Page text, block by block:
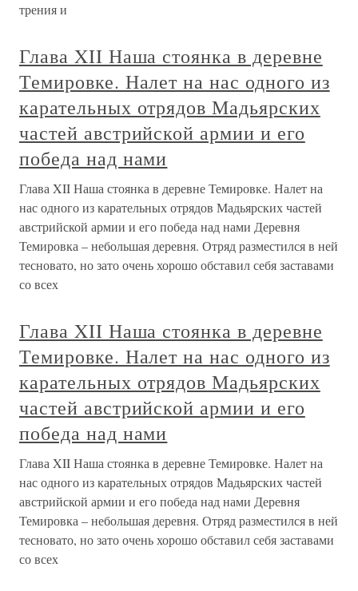
трения и
Глава XII Наша стоянка в деревне
Темировке. Налет на нас одного из
карательных отрядов Мадьярских
частей австрийской армии и его
победа над нами
Глава XII Наша стоянка в деревне Темировке. Налет на
нас одного из карательных отрядов Мадьярских частей
австрийской армии и его победа над нами Деревня
Темировка – небольшая деревня. Отряд разместился в ней
тесновато, но зато очень хорошо обставил себя заставами
со всех
Глава XII Наша стоянка в деревне
Темировке. Налет на нас одного из
карательных отрядов Мадьярских
частей австрийской армии и его
победа над нами
Глава XII Наша стоянка в деревне Темировке. Налет на
нас одного из карательных отрядов Мадьярских частей
австрийской армии и его победа над нами Деревня
Темировка – небольшая деревня. Отряд разместился в ней
тесновато, но зато очень хорошо обставил себя заставами
со всех